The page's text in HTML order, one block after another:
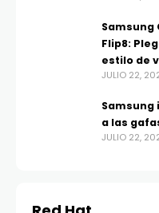
Samsung
Flip8:
estilo de
JULIO 22,
Samsung
a las
JULIO 22,